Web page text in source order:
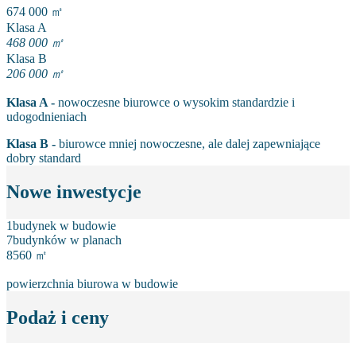
674 000 ㎡
Klasa A
468 000 ㎡
Klasa B
206 000 ㎡
Klasa A - nowoczesne biurowce o wysokim standardzie i
udogodnieniach
Klasa B - biurowce mniej nowoczesne, ale dalej zapewniające
dobry standard
Nowe inwestycje
1budynek w budowie
7budynków w planach
8560 ㎡
powierzchnia biurowa w budowie
Podaż i ceny